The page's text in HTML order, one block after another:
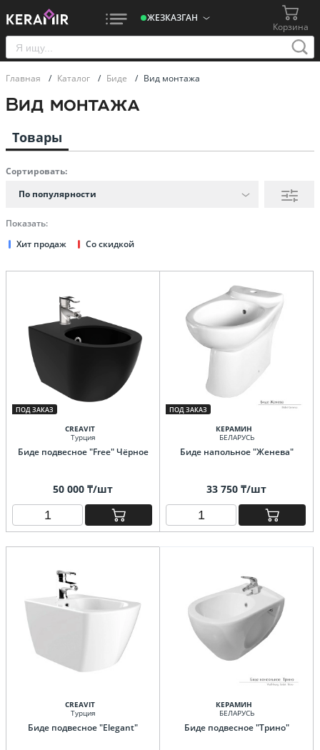
ЖЕЗКАЗГАН
Корзина
Главная / Каталог / Биде / Вид монтажа
Вид монтажа
Товары
Сортировать:
По популярности
Показать:
Хит продаж
Со скидкой
ПОД ЗАКАЗ
CREAVIT
Турция
Биде подвесное "Free" Чёрное
50 000 ₸/шт
ПОД ЗАКАЗ
КЕРАМИН
БЕЛАРУСЬ
Биде напольное "Женева"
33 750 ₸/шт
CREAVIT
Турция
Биде подвесное "Elegant"
КЕРАМИН
БЕЛАРУСЬ
Биде подвесное "Трино"